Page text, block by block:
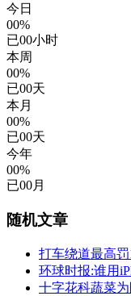
今日
00%
已00小时
本周
00%
已00天
本月
00%
已00天
今年
00%
已00月
随机文章
打车绕道最高
环球时报:谁用
十字花科蔬菜